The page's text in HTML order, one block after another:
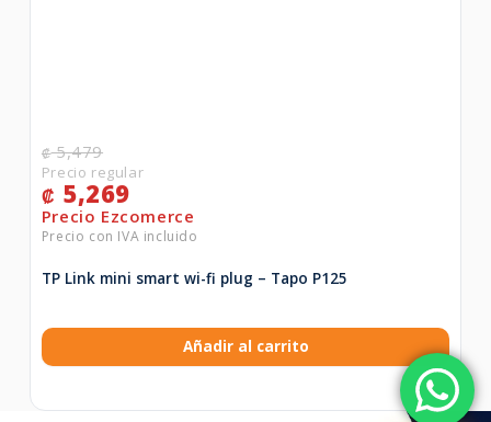
₡5,479
₡ 5,269
TP Link mini smart wi-fi plug – Tapo P125
Añadir al carrito